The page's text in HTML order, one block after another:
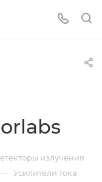
излучения
Усилители тока